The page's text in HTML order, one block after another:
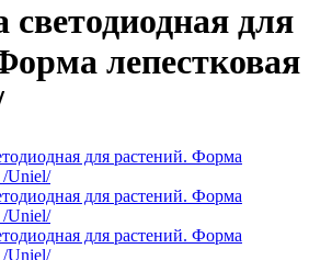
для
лепестковая